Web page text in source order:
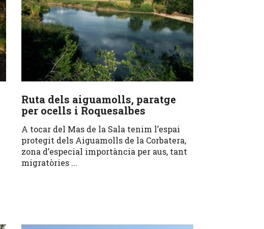
Ruta dels aiguamolls, paratge
per ocells i Roquesalbes
A tocar del Mas de la Sala tenim l’espai
protegit dels Aiguamolls de la Corbatera,
zona d’especial importància per aus, tant
migratòries ...